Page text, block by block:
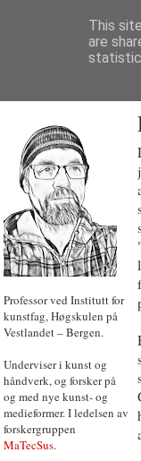
Professor ved Institutt for
kunstfag, Høgskulen på
Vestlandet – Bergen.
Underviser i kunst og
håndverk, og forsker på
og med nye kunst- og
medieformer. I ledelsen av
forskergruppen
MaTecSus.
This
are